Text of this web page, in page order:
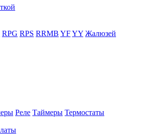
RPG RPS RRMB YFYY Жалюзей
Реле Таймеры Термостаты